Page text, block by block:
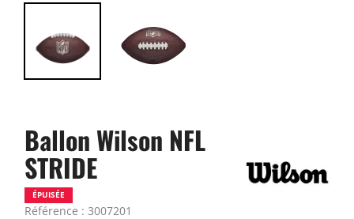
Ballon Wilson NFL
STRIDE
Référence : 3007201
ÉPUISÉE